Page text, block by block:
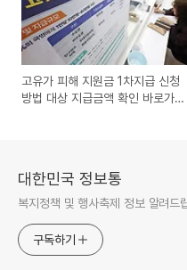
고유가 피해 지원금 1차지급 신청
방법 대상 지급금액 확인 바로가
대한민국 정보통
복지정책 및 행사축제 정보 알려드
구독하기